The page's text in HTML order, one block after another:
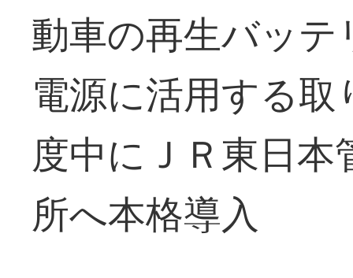
動車の再生バッ
電源に活用する
度中にＪＲ東日
所へ本格導入